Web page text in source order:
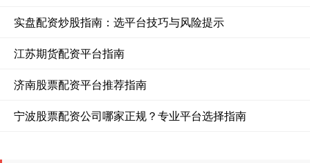
实盘配资炒股指南：选平台技巧与风险提示
江苏期货配资平台指南
济南股票配资平台推荐指南
宁波股票配资公司哪家正规？专业平台选择指南